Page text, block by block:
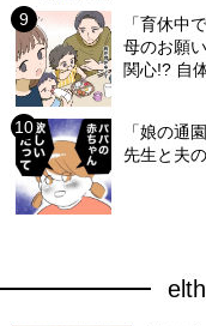
「育休中
母のお願
関心!? 自
「娘の通
先生と夫